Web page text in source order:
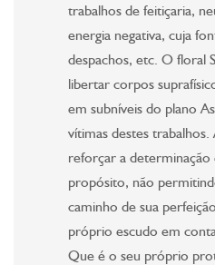
trabalhos de feitiçaria,
energia negativa, cuja
despachos, etc. O floral
libertar corpos
em subníveis do plano
vítimas destes
reforçar a
propósito, não
caminho de sua
próprio escudo em
Que é o seu próprio